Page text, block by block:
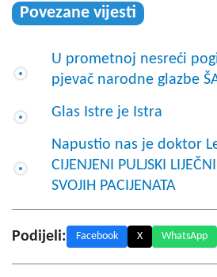
Povezane vijesti
U prometnoj nesreći
pjevač narodne glazbe
Glas Istre je Istra
Napustio nas je doktor
CIJENJENI PULJSKI
SVOJIH PACIJENATA
Podijeli: Facebook X WhatsApp